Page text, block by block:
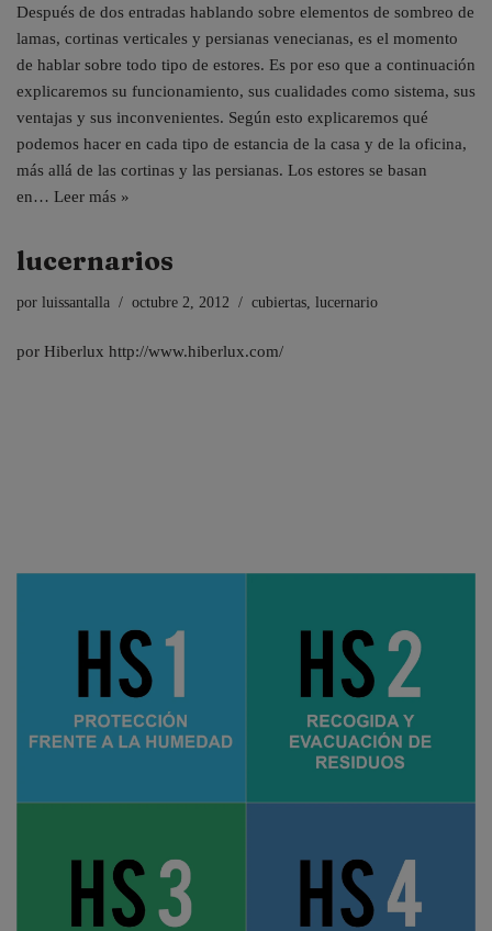
Después de dos entradas hablando sobre elementos de sombreo de
lamas, cortinas verticales y persianas venecianas, es el momento
de hablar sobre todo tipo de estores. Es por eso que a continuación
explicaremos su funcionamiento, sus cualidades como sistema, sus
ventajas y sus inconvenientes. Según esto explicaremos qué
podemos hacer en cada tipo de estancia de la casa y de la oficina,
más allá de las cortinas y las persianas. Los estores se basan
en… Leer más »
lucernarios
por luissantalla octubre 2, 2012 cubiertas lucernario
por Hiberlux http://www.hiberlux.com/